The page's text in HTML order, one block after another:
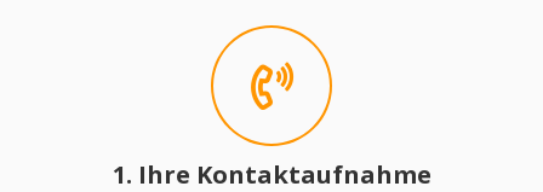
1. Ihre Kontaktaufnahme